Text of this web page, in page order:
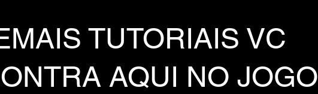
TUTORIAIS VC
AQUI NO JOGO